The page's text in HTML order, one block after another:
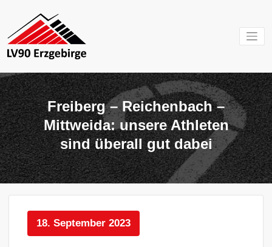
springen
e.V.
Mein Verein im
Freiberg – Reichenbach –
Mittweida: unsere Athleten
sind überall gut dabei
18. September 2023